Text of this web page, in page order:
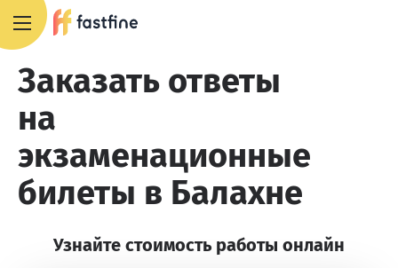
Заказать ответы
на
экзаменационные
билеты в Балахне
Узнайте стоимость работы онлайн